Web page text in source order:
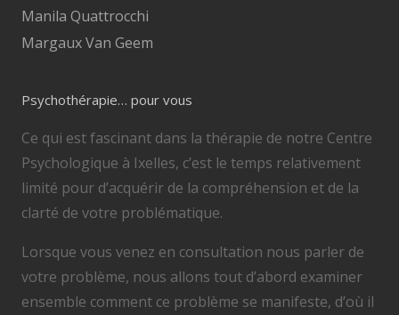
Manila Quattrocchi
Margaux Van Geem
Psychothérapie… pour vous
Ce qui est fascinant dans la thérapie de notre Centre
Psychologique à Ixelles, c’est le temps relativement
limité pour d’acquérir de la compréhension et de la
clarté de votre problématique.
Lorsque vous venez en consultation nous parler de
votre problème, nous allons tout d’abord examiner
ensemble comment ce problème se manifeste, d’où il